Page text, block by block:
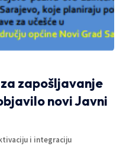
zapošljavanje
novi Javni
i integraciju